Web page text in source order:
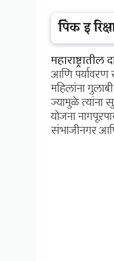
पिंक इ
आणि पर्यावरण
महिलांना
ज्यामुळे त्यांना
योजना
संभाजीनगर